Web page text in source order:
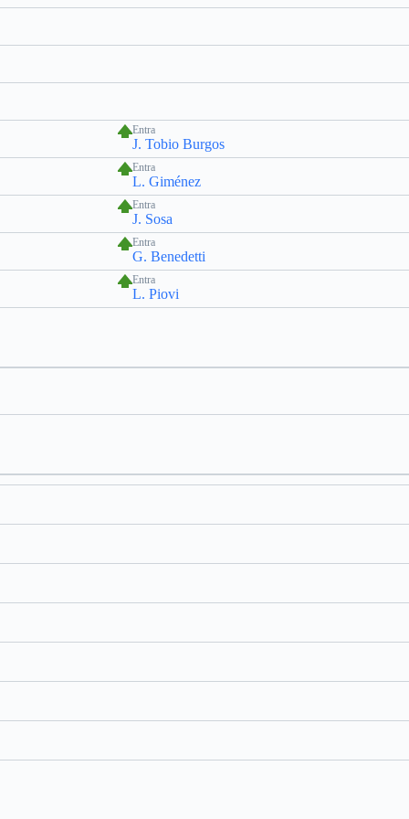
Entra
J. Tobio Burgos
Entra
L. Giménez
Entra
J. Sosa
Entra
G. Benedetti
Entra
L. Piovi